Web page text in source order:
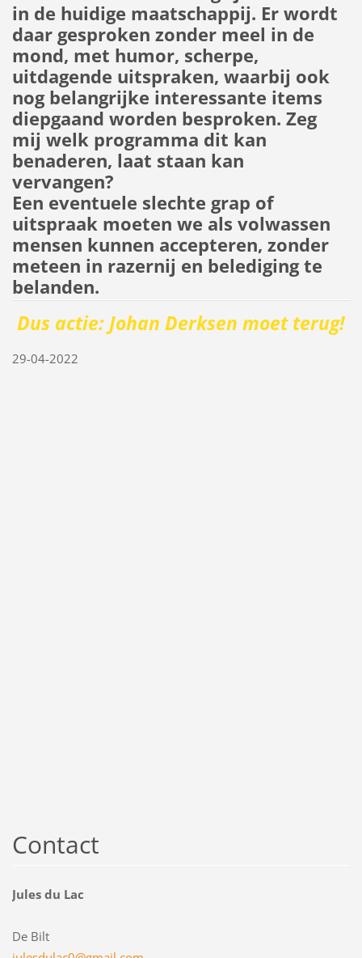
in de huidige maatschappij. Er wordt
daar gesproken zonder meel in de
mond, met humor, scherpe,
uitdagende uitspraken, waarbij ook
nog belangrijke interessante items
diepgaand worden besproken. Zeg
mij welk programma dit kan
benaderen, laat staan kan
vervangen?
Een eventuele slechte grap of
uitspraak moeten we als volwassen
mensen kunnen accepteren, zonder
meteen in razernij en belediging te
belanden.
Dus actie: Johan Derksen moet terug!
29-04-2022
Contact
Jules du Lac
De Bilt